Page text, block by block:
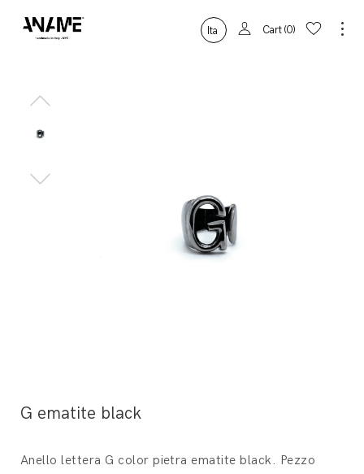
Ita Cart 0
G ematite black
Anello lettera G color pietra ematite black. Pezzo